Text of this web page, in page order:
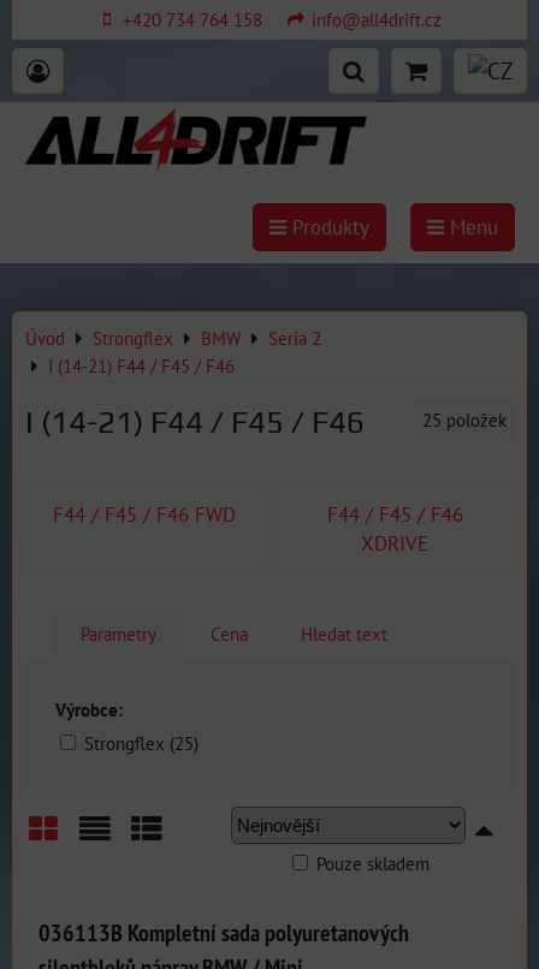
+420 734 764 158 info@all4drift.cz
Produkty Menu
Úvod Strongflex BMW
Seria 2
I (14-21) F44 / F45 / F46
I (14-21) F44 / F45 / F46 25 položek
F44 / F45 / F46 FWD
F44 / F45 / F46
XDRIVE
Parametry Cena Hledat text
Výrobce:
Strongflex (25)
Pouze skladem
036113B Kompletní sada polyuretanových